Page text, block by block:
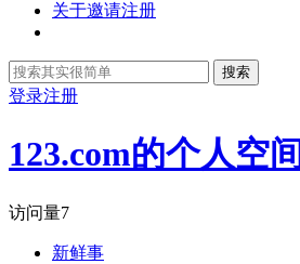
关于邀请注册
搜索
登录注册
123.com的个人空间
访问量7
新鲜事